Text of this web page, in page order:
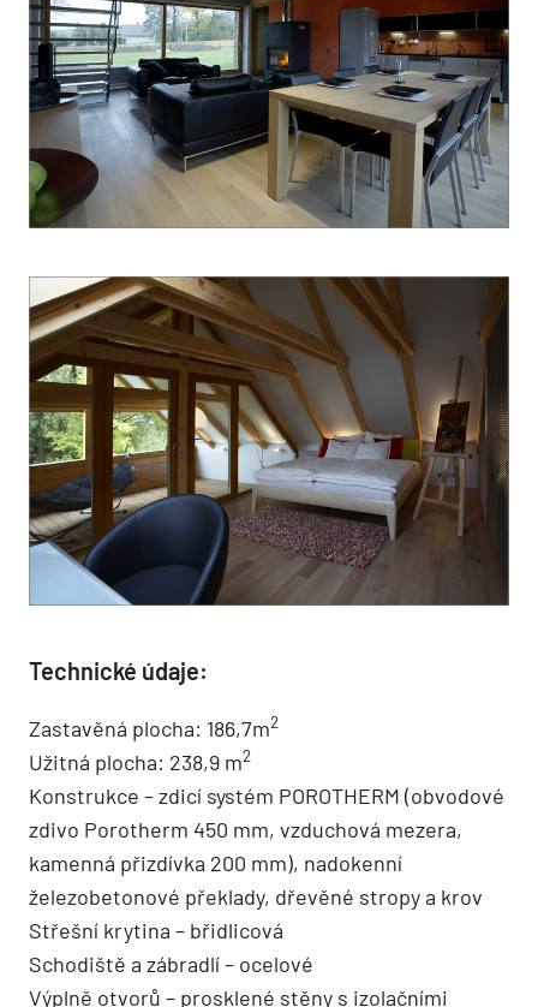
Technické údaje:
Zastavěná plocha: 186,7m2
Užitná plocha: 238,9 m2
Konstrukce – zdicí systém POROTHERM (obvodové
zdivo Porotherm 450 mm, vzduchová mezera,
kamenná přizdívka 200 mm), nadokenní
železobetonové překlady, dřevěné stropy a krov
Střešní krytina – břidlicová
Schodiště a zábradlí – ocelové
Výplně otvorů – prosklené stěny s izolačními